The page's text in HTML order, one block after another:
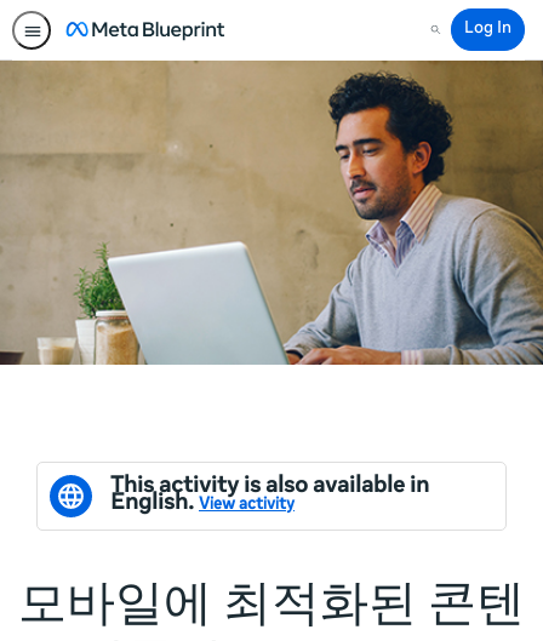
Search
Log In
This activity is also available in
English. View activity
모바일에 최적화된 콘텐